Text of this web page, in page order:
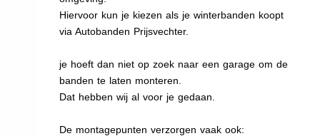
Hiervoor kun je kiezen als je winterbanden koopt
via Autobanden Prijsvechter.
je hoeft dan niet op zoek naar een garage om de
banden te laten monteren.
Dat hebben wij al voor je gedaan.
De montagepunten verzorgen vaak ook: